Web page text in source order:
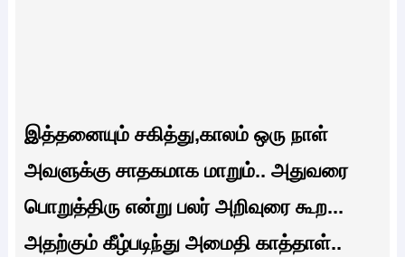
இத்தனையும் சகித்து,காலம் ஒரு நாள்
அவளுக்கு சாதகமாக மாறும்.. அதுவரை
பொறுத்திரு என்று பலர் அறிவுரை கூற...
அதற்கும் கீழ்படிந்து அமைதி காத்தாள்..